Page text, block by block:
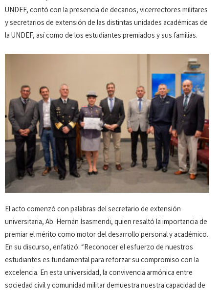
UNDEF, contó con la presencia de decanos, vicerrectores militares
y secretarios de extensión de las distintas unidades académicas de
la UNDEF, así como de los estudiantes premiados y sus familias.
El acto comenzó con palabras del secretario de extensión
universitaria, Ab. Hernán Isasmendi, quien resaltó la importancia de
premiar el mérito como motor del desarrollo personal y académico.
En su discurso, enfatizó: “Reconocer el esfuerzo de nuestros
estudiantes es fundamental para reforzar su compromiso con la
excelencia. En esta universidad, la convivencia armónica entre
sociedad civil y comunidad militar demuestra nuestra capacidad de